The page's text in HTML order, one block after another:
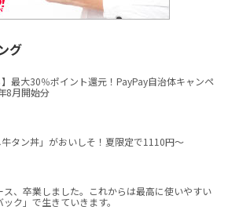
グ
】最大30％ポイント還元！PayPay自治体キャンペ
8月開始分
牛タン丼」がおいしそ！夏限定で1110円～
、卒業しました。これからは最高に使いやすい
ック」で生きていきます。